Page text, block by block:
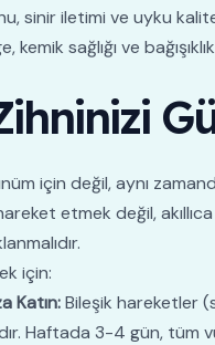
sinir iletimi ve uyku
kemik sağlığı ve
Zihninizi
için değil, aynı
etmek değil,
için:
Katın:Bileşik hareketler
Haftada 3-4 gün, tüm